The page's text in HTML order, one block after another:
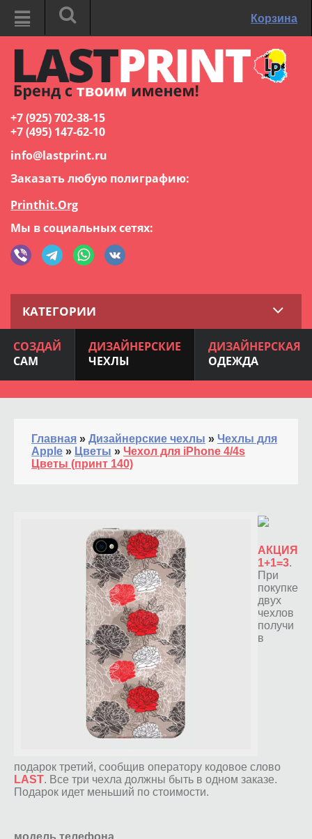
Корзина
+7 (925) 702-38-15
+7 (495) 147-62-10
info@lastprint.ru
Заказать любую полиграфию:
Printhit.Org
Мы в социальных сетях:
КАТЕГОРИИ
СОЗДАЙ
САМ
ДИЗАЙНЕРСКИЕ
ЧЕХЛЫ
ДИЗАЙНЕРСКАЯ
ОДЕЖДА
Главная » Дизайнерские чехлы » Чехлы для
Apple » Цветы » Чехол для iPhone 4/4s
Цветы (принт 140)
АКЦИЯ
1+1=3.
При
покупке
двух
чехлов
получи
в
подарок третий, сообщив оператору кодовое слово
LAST. Все три чехла должны быть в одном заказе.
Подарок идет меньший по стоимости.
модель телефона